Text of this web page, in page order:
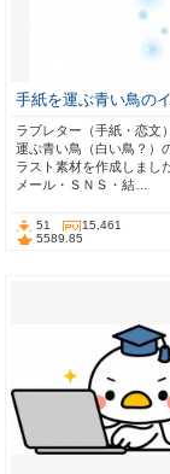
手紙を運ぶ青い鳥の
ラブレター（手紙・恋文
運ぶ青い鳥（白い鳥？）
ラスト素材を作成しまし
メール・ＳＮＳ・結…
51
15,461
5589.85